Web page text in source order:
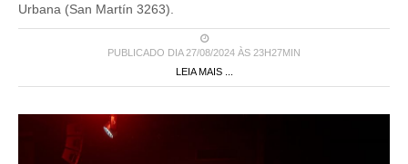
Urbana (San Martín 3263).
PUBLICADO DIA 27/08/2024 ÀS 23H27MIN
LEIA MAIS ...